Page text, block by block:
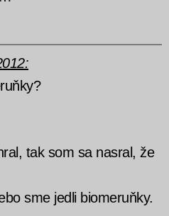
tak som sa nasral, že
sme jedli biomeruňky.